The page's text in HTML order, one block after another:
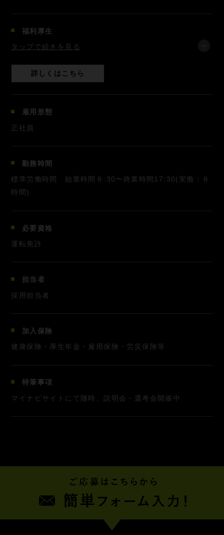
福利厚生
タップで続きを見る
詳しくはこちら
雇用形態
正社員
勤務時間
標準労働時間 始業時間８:30〜終業時間17:30(実働：８
時間)
必要資格
運転免許
担当者
採用担当者
加入保険
健康保険・厚生年金・雇用保険・労災保険等
特筆事項
マイナビサイトにて随時、説明会・選考会開催中